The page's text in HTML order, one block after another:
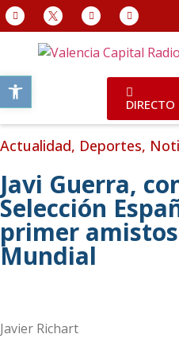
DIRECTO
Actualidad, Deportes,
Javi Guerra,
Selección
primer
Mundial
Javier Richart
Abrir barra de herramientas